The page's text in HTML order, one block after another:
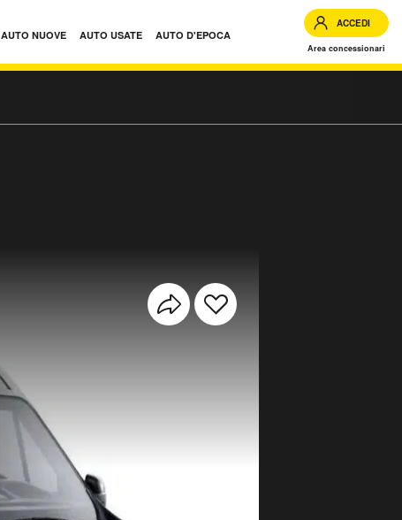
AUTO NUOVE AUTO USATE AUTO D'EPOCA
ACCEDI
Area concessionari